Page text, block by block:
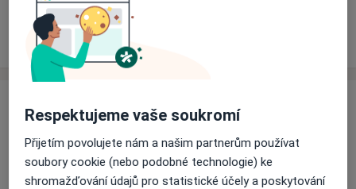
Ceník Adresy
Ceník
Informace o službách a cenách nejsou k dispozici
Tento specialista ještě nepřidával žádné informace o
svých službách.
Respektujeme vaše soukromí
Přijetím povolujete nám a našim partnerům používat
soubory cookie (nebo podobné technologie) ke
shromažďování údajů pro statistické účely a poskytování